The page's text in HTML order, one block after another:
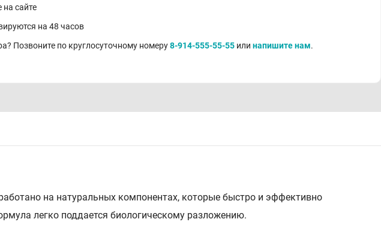
на сайте
на 48 часов
Позвоните по круглосуточному номеру8-914-555-55-55 или напишите нам.
на натуральных компонентах, которые быстро и эффективно
легко поддается биологическому разложению.